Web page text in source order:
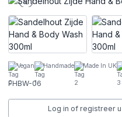
Vegan Handmade Made In UK
FHBW-06
Log in of registreer